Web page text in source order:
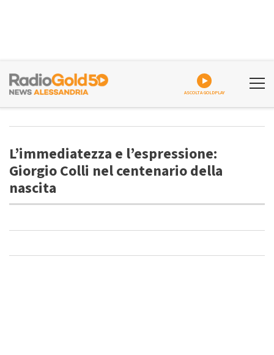
ASCOLTA GOLDPLAY
L’immediatezza e l’espressione:
Giorgio Colli nel centenario della
nascita